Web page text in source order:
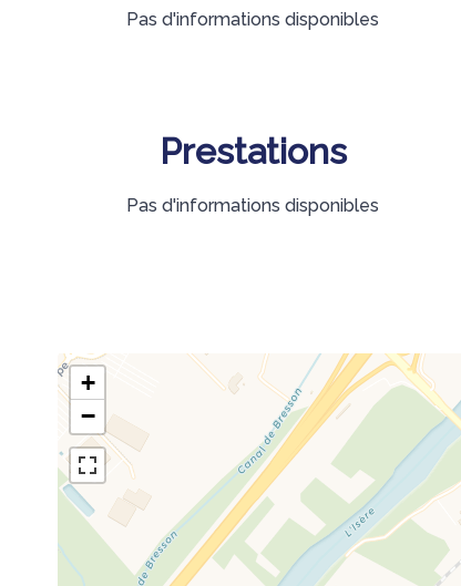
Pas d'informations disponibles
Prestations
Pas d'informations disponibles
+
−